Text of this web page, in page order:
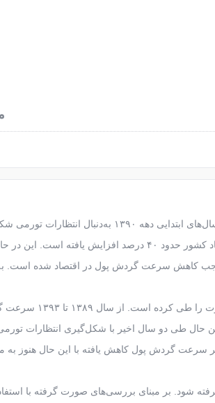
سرعت گردش پول در سال‌های گذشته دو روند متفاوت را تجربه کرده است. در سال‌های ابتدایی دهه
آحاد اقتصادی، تمایل به نگهداری پول کاهش و متعاقبا سرعت گردش پول در اقتصاد کشور حدود ۴۰ درصد
موجب کاهش سرعت گردش پول در اقتصاد شده است.
بررسی‌ها حاکی از آن است که سرعت گردش پول در ۷ سال
حال طی دو سال اخیر با شکل‌گیری انتظارات
سال اخیر سرعت گردش پول کاهش یافته با این حال هنوز به
شود. بر مبنای بررسی‌های صورت گرفته با